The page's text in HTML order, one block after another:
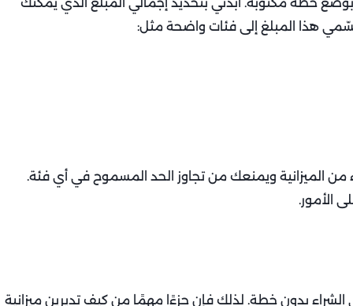
قسّمي هذا المبلغ إلى فئات واضحة مثل:
الميزانية ويمنعك من تجاوز الحد المسموح في أي فئة.
الأمور.
الشراء بدون خطة. لذلك فإن جزءًا مهمًا من كيف تديرين ميزانية